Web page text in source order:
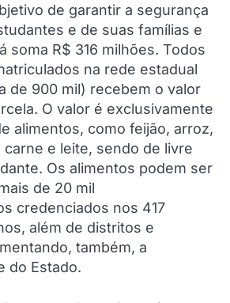
de garantir a segurança
e de suas famílias e
soma R$ 316 milhões. Todos
na rede estadual
de 900 mil) recebem o valor
O valor é exclusivamente
alimentos, como feijão, arroz,
carne e leite, sendo de livre
Os alimentos podem ser
de 20 mil
credenciados nos 417
além de distritos e
também, a
do Estado.